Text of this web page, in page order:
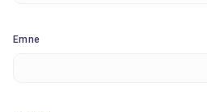
Emne